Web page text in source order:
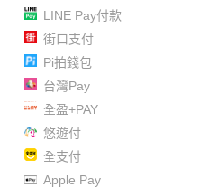
LINE Pay付款
街口支付
Pi拍錢包
台灣Pay
全盈+PAY
悠遊付
全支付
Apple Pay